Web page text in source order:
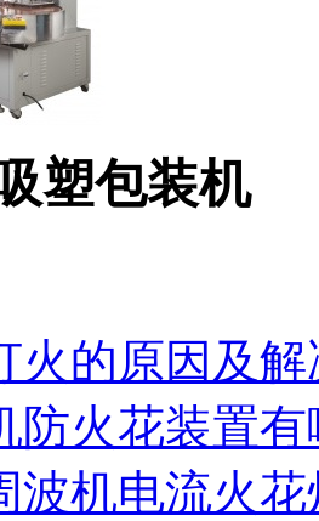
塑包装机
火的原因及
防火花装置
波机电流火